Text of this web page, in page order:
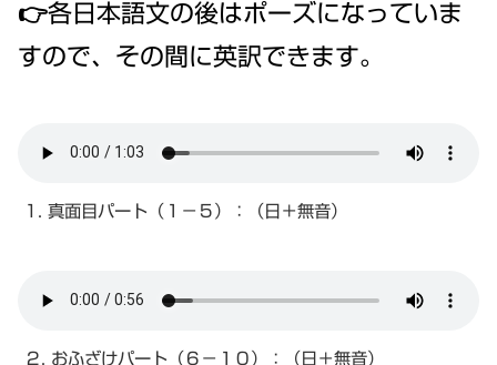
👉各日本語文の後はポーズになっていま
すので、その間に英訳できます。
1. 真面目パート（１－５）：（日＋無音）
２. おふざけパート（６－１０）：（日＋無音）